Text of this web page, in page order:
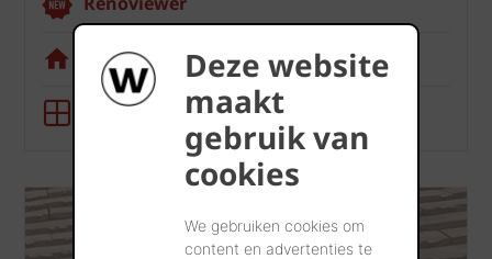
Deze website
maakt
gebruik van
cookies
We gebruiken cookies om
content en advertenties te
Visualisatietool
BIM-tool